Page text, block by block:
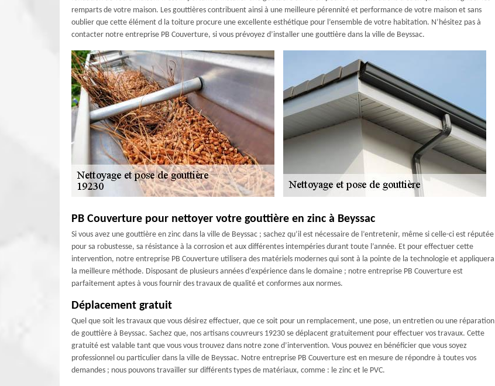
remparts de votre maison. Les gouttières contribuent ainsi à une meilleure pérennité et performance de votre maison et sans
oublier que cette élément d la toiture procure une excellente esthétique pour l’ensemble de votre habitation. N’hésitez pas à
contacter notre entreprise PB Couverture, si vous prévoyez d’installer une gouttière dans la ville de Beyssac.
PB Couverture pour nettoyer votre gouttière en zinc à Beyssac
Si vous avez une gouttière en zinc dans la ville de Beyssac ; sachez qu’il est nécessaire de l’entretenir, même si celle-ci est réputée
pour sa robustesse, sa résistance à la corrosion et aux différentes intempéries durant toute l’année. Et pour effectuer cette
intervention, notre entreprise PB Couverture utilisera des matériels modernes qui sont à la pointe de la technologie et appliquera
la meilleure méthode. Disposant de plusieurs années d’expérience dans le domaine ; notre entreprise PB Couverture est
parfaitement aptes à vous fournir des travaux de qualité et conformes aux normes.
Déplacement gratuit
Quel que soit les travaux que vous désirez effectuer, que ce soit pour un remplacement, une pose, un entretien ou une réparation
de gouttière à Beyssac. Sachez que, nos artisans couvreurs 19230 se déplacent gratuitement pour effectuer vos travaux. Cette
gratuité est valable tant que vous vous trouvez dans notre zone d’intervention. Vous pouvez en bénéficier que vous soyez
professionnel ou particulier dans la ville de Beyssac. Notre entreprise PB Couverture est en mesure de répondre à toutes vos
demandes ; nous pouvons travailler sur différents types de matériaux, comme : le zinc et le PVC.